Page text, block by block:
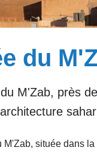
du
M'Zab, près
M'Zab, située dans